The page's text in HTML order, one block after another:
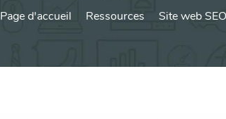
Page d'accueil Ressources Site web SEO